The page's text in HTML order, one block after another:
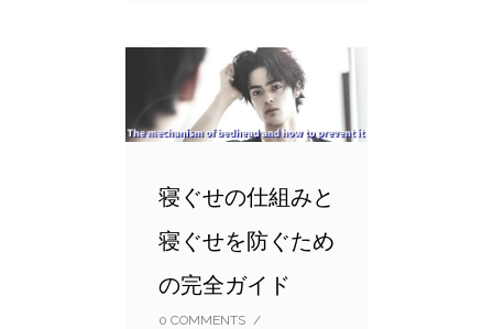
寝ぐせの仕組みと
寝ぐせを防ぐため
の完全ガイド
0 COMMENTS /